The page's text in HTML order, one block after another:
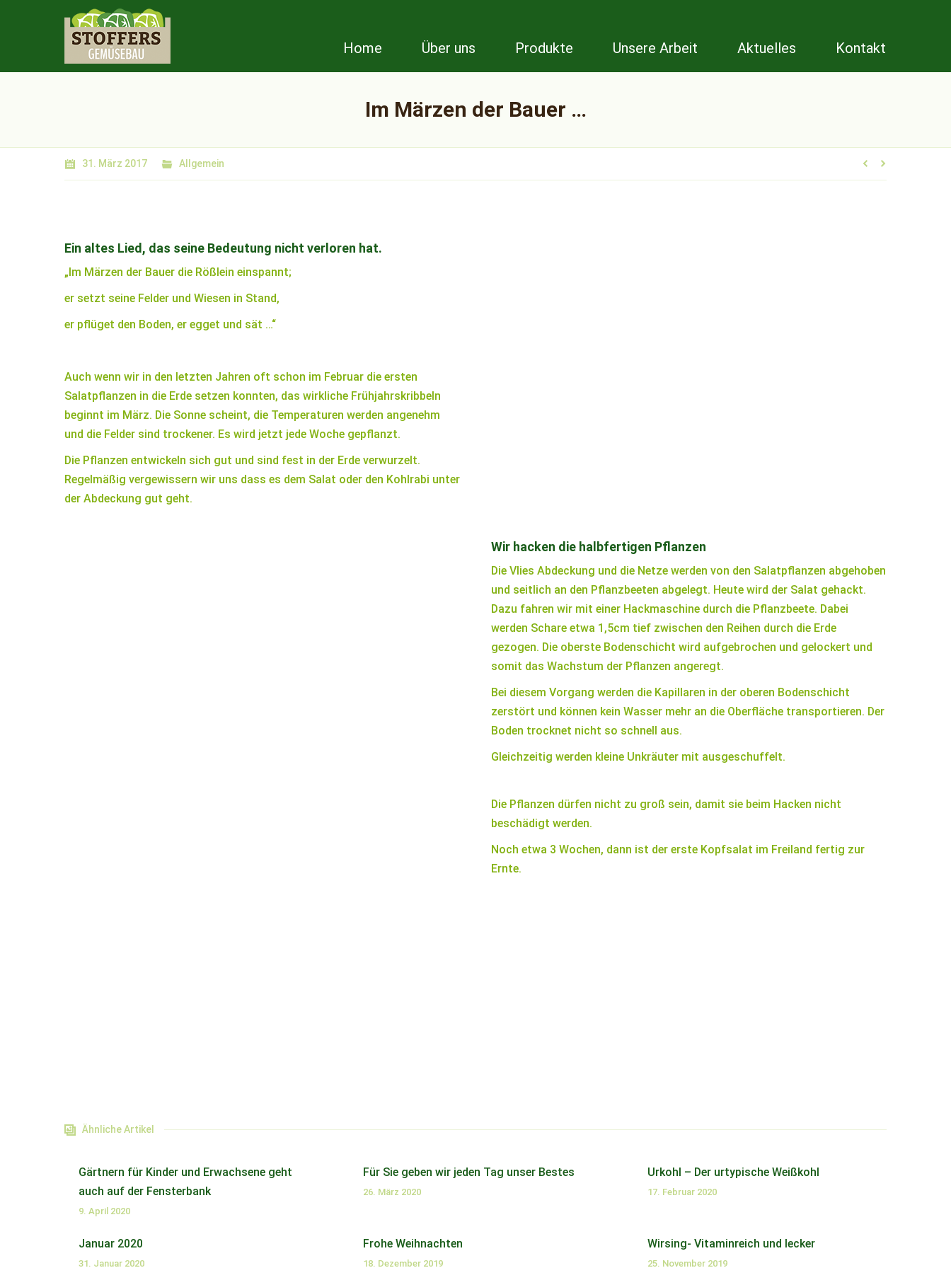
Home Über uns Produkte Unsere Arbeit Aktuelles Kontakt
Im Märzen der Bauer …
31. März 2017 Allgemein
Ein altes Lied, das seine Bedeutung nicht verloren hat.
„Im Märzen der Bauer die Rößlein einspannt;
er setzt seine Felder und Wiesen in Stand,
er pflüget den Boden, er egget und sät …“
Auch wenn wir in den letzten Jahren oft schon im Februar die ersten
Salatpflanzen in die Erde setzen konnten, das wirkliche Frühjahrskribbeln
beginnt im März. Die Sonne scheint, die Temperaturen werden angenehm
und die Felder sind trockener. Es wird jetzt jede Woche gepflanzt.
Die Pflanzen entwickeln sich gut und sind fest in der Erde verwurzelt.
Regelmäßig vergewissern wir uns dass es dem Salat oder den Kohlrabi unter
der Abdeckung gut geht.
Wir hacken die halbfertigen Pflanzen
Die Vlies Abdeckung und die Netze werden von den Salatpflanzen abgehoben
und seitlich an den Pflanzbeeten abgelegt. Heute wird der Salat gehackt.
Dazu fahren wir mit einer Hackmaschine durch die Pflanzbeete. Dabei
werden Schare etwa 1,5cm tief zwischen den Reihen durch die Erde
gezogen. Die oberste Bodenschicht wird aufgebrochen und gelockert und
somit das Wachstum der Pflanzen angeregt.
Bei diesem Vorgang werden die Kapillaren in der oberen Bodenschicht
zerstört und können kein Wasser mehr an die Oberfläche transportieren. Der
Boden trocknet nicht so schnell aus.
Gleichzeitig werden kleine Unkräuter mit ausgeschuffelt.
Die Pflanzen dürfen nicht zu groß sein, damit sie beim Hacken nicht
beschädigt werden.
Noch etwa 3 Wochen, dann ist der erste Kopfsalat im Freiland fertig zur
Ernte.
Ähnliche Artikel
Gärtnern für Kinder und Erwachsene geht
auch auf der Fensterbank
9. April 2020
Für Sie geben wir jeden Tag unser Bestes
26. März 2020
Urkohl – Der urtypische Weißkohl
17. Februar 2020
Januar 2020
31. Januar 2020
Frohe Weihnachten
18. Dezember 2019
Wirsing- Vitaminreich und lecker
25. November 2019